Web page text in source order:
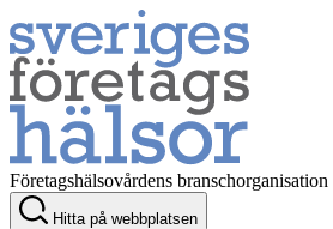
Företagshälsovårdens
Hitta på webbplatsen